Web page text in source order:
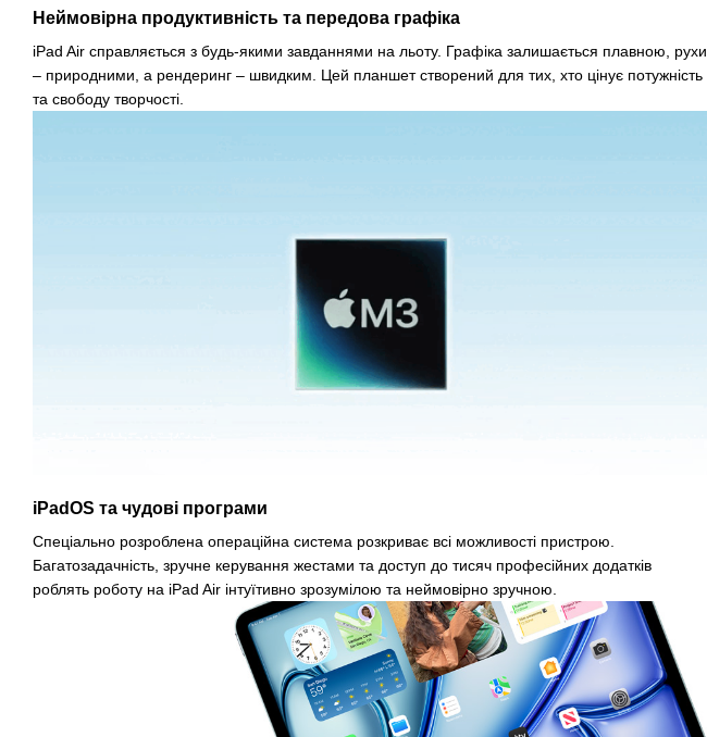
Неймовірна продуктивність та передова графіка
iPad Air справляється з будь-якими завданнями на льоту. Графіка залишається плавною, рухи
– природними, а рендеринг – швидким. Цей планшет створений для тих, хто цінує потужність
та свободу творчості.
iPadOS та чудові програми
Спеціально розроблена операційна система розкриває всі можливості пристрою.
Багатозадачність, зручне керування жестами та доступ до тисяч професійних додатків
роблять роботу на iPad Air інтуїтивно зрозумілою та неймовірно зручною.